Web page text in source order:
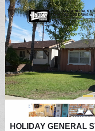
す。全国放送の番組で「お取り
「忘れられない贈り物」をお送
HOLIDAY GENERAL